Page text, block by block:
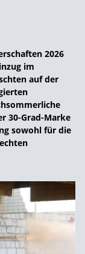
2026
im
auf der
30-Grad-Marke
sowohl für die